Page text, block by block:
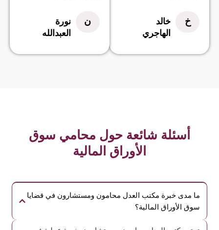
خ
خالد
الهاجري
ن
نورة
العبدالله
أسئلة شائعة حول محامي سوق
الأوراق المالية
ما مدى خبرة مكتب العدل محامون ومستشارون في قضايا
سوق الأوراق المالية؟